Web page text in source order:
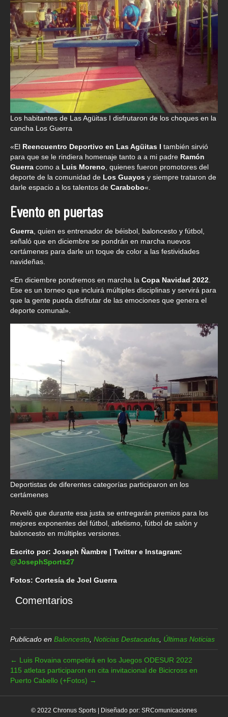
Los habitantes de Las Agüitas I disfrutaron de los choques en la
cancha Los Guerra
«El Reencuentro Deportivo en Las Agüitas I también sirvió
para que se le rindiera homenaje tanto a a mi padre Ramón
Guerra como a Luis Moreno , quienes fueron promotores del
deporte de la comunidad de Los Guayos y siempre trataron de
darle espacio a los talentos de Carabobo«.
Evento en puertas
Guerra , quien es entrenador de béisbol, baloncesto y fútbol,
señaló que en diciembre se pondrán en marcha nuevos
certámenes para darle un toque de color a las festividades
navideñas.
«En diciembre pondremos en marcha la Copa Navidad 2022
Ese es un torneo que incluirá múltiples disciplinas y servirá para
que la gente pueda disfrutar de las emociones que genera el
deporte comunal».
Deportistas de diferentes categorías participaron en los
certámenes
Reveló que durante esa justa se entregarán premios para los
mejores exponentes del fútbol, atletismo, fútbol de salón y
baloncesto en múltiples versiones.
Escrito por: Joseph Ñambre | Twitter e Instagram:
@JosephSports27
Fotos: Cortesía de Joel Guerra
Comentarios
Publicado en Baloncesto Noticias Destacadas Últimas Noticias
← Luis Rovaina competirá en los Juegos ODESUR 2022
115 atletas participaron en cita invitacional de Bicicross en
Puerto Cabello (+Fotos) →
© 2022 Chronus Sports | Diseñado por: SRComunicaciones